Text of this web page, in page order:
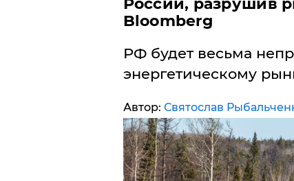
России, разрушив
Bloomberg
РФ будет весьма
энергетическому
Автор: Святослав